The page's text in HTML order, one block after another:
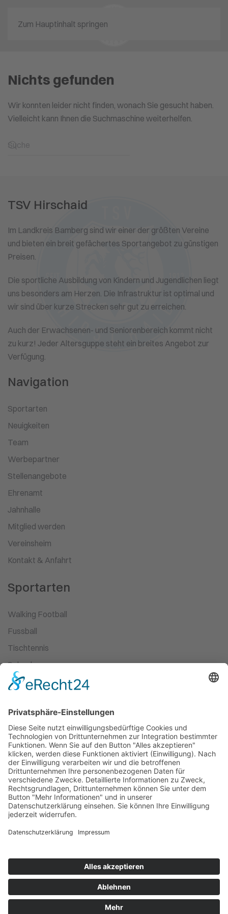
Zum Hauptinhalt springen
Nichts gefunden
Wir konnten leider nicht finden, wonach Sie gesucht haben.
Vielleicht kann Ihnen die Suchmaschine weiterhelfen.
TSV Hirschaid
Im Landkreis Bamberg sind wir einer der größten Vereine
und bieten ein breit gefächertes Sportangebot zu günstigen
Preisen.
Die sportliche Ausbildung von Kindern und Jugendlichen liegt
uns besonders am Herzen. Die Infrastruktur ist optimal und
wir sind über kurze Strecken sehr gut zu erreichen.
Auch der Erwachsenen- und Seniorenbereich kommt nicht
zu kurz! Jeder Altersguppe steht ein breites Angebot zur
Verfügung.
Navigation
Sportarten
Neuigkeiten
Team
Werbepartner
Stellenangebote
Ehrenamt
Jahnhalle
Mitglied werden
Vereinsheim
Kontakt & Anfahrt
Sportarten
Walking Football
Fussball
Tischtennis
Schach
Ski-Wandern
Kampfsport
Leichtathletik
Ballett
Schwimmen
Racketsport
Dart
Basketball
© 2024 by TSV Hirschaid | Alle Rechte vorbehalten |
Die Vindicators
Cookie-Einstellungen